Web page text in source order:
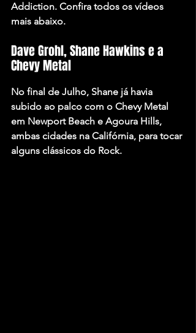
Addiction. Confira todos os vídeos
mais abaixo.
Dave Grohl, Shane Hawkins e a
Chevy Metal
No final de Julho, Shane já havia
subido ao palco com o Chevy Metal
em Newport Beach e Agoura Hills,
ambas cidades na Califórnia, para tocar
alguns clássicos do Rock.